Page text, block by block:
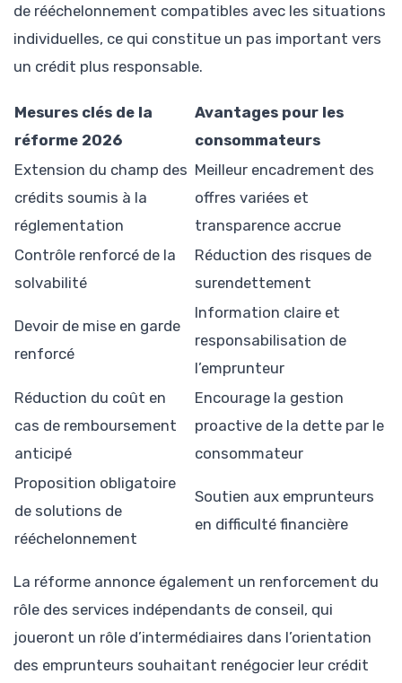
de rééchelonnement compatibles avec les situations
individuelles, ce qui constitue un pas important vers
un crédit plus responsable.
Mesures clés de la
réforme 2026
Avantages pour les
consommateurs
Extension du champ des
crédits soumis à la
réglementation
Meilleur encadrement des
offres variées et
transparence accrue
Contrôle renforcé de la
solvabilité
Réduction des risques de
surendettement
Devoir de mise en garde
renforcé
Information claire et
responsabilisation de
l’emprunteur
Réduction du coût en
cas de remboursement
anticipé
Encourage la gestion
proactive de la dette par le
consommateur
Proposition obligatoire
de solutions de
rééchelonnement
Soutien aux emprunteurs
en difficulté financière
La réforme annonce également un renforcement du
rôle des services indépendants de conseil, qui
joueront un rôle d’intermédiaires dans l’orientation
des emprunteurs souhaitant renégocier leur crédit